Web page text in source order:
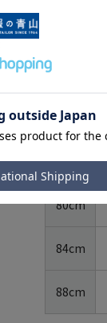
サイズ
裄丈
首周り
80cm
84cm
88cm